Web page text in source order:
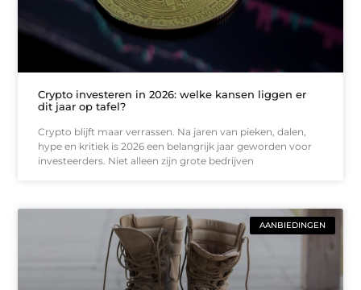
Crypto investeren in 2026: welke kansen liggen er
dit jaar op tafel?
Crypto blijft maar verrassen. Na jaren van pieken, dalen,
hype en kritiek is 2026 een belangrijk jaar geworden voor
investeerders. Niet alleen zijn grote bedrijven
AANBIEDINGEN